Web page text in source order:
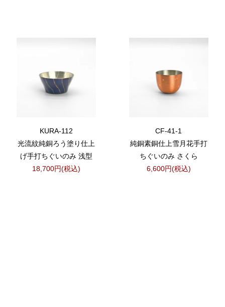
KURA-112
光流紋純銅ろう塗り仕上
げ手打ちぐいのみ 浅型
18,700円(税込)
CF-41-1
純銅素銅仕上雪月花手打
ちぐいのみ さくら
6,600円(税込)